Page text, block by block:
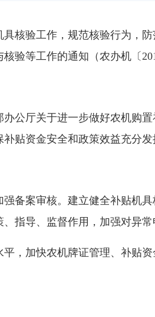
核验工作，规范核验行为，
验等工作的通知（农办机〔
公厅关于进一步做好农机购
贴资金安全和政策效益充分发
备案审核。建立健全补贴机
指导、监督作用，加强对异常
，加快农机牌证管理、补贴